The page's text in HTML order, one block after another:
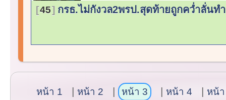
45 กรธ.ไม่กังวล2พรป.สุดท้ายถูกคว่ำลั่นท
หน้า 1 หน้า 2 หน้า 3 หน้า 4 หน้